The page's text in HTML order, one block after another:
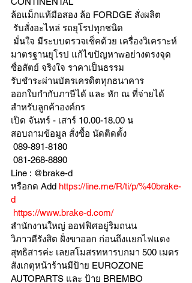
ล้อแม็กแท้มือสอง ล้อ FORDGE สั่งผลิต
รับสั่งอะไหล่ รถยุโรปทุกชนิด
มาตรฐานยุโรป แก้ไขปัญหาwอย่างตรงจุด
ซื่อสัตย์ จริงใจ ราคาเป็นธรรม
รับชำระผ่านบัตรเครดิตทุกธนาคาร
ออกใบกำกับภาษีได้ และ หัก ณ ที่จ่ายได้
สำหรับลูกค้าองค์กร
เปิด จันทร์ - เสาร์ 10.00-18.00 น
สอบถามข้อมูล สั่งซื้อ นัดติดตั้ง
089-891-8180
081-268-8890
Line : @brake-d
หรือกด Add https://line.me/R/ti/p/%40brake-
d
https://www.brake-d.com/
สำนักงานใหญ่ ออฟฟิศอยู่ริมถนน
วิภาวดีรังสิต ฝั่งขาออก ก่อนถึงแยกไฟแดง
สุทธิสารค่ะ เลยสโมสรทหารบกมา 500 เมตร
สังเกตุหน้าร้านมีป้าย EUROZONE
AUTOPARTS และ ป้าย BREMBO